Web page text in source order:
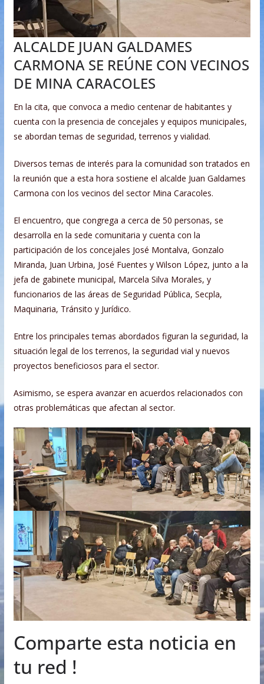
ALCALDE JUAN GALDAMES
CARMONA SE REÚNE CON VECINOS
DE MINA CARACOLES
En la cita, que convoca a medio centenar de habitantes y
cuenta con la presencia de concejales y equipos municipales,
se abordan temas de seguridad, terrenos y vialidad.
Diversos temas de interés para la comunidad son tratados en
la reunión que a esta hora sostiene el alcalde Juan Galdames
Carmona con los vecinos del sector Mina Caracoles.
El encuentro, que congrega a cerca de 50 personas, se
desarrolla en la sede comunitaria y cuenta con la
participación de los concejales José Montalva, Gonzalo
Miranda, Juan Urbina, José Fuentes y Wilson López, junto a la
jefa de gabinete municipal, Marcela Silva Morales, y
funcionarios de las áreas de Seguridad Pública, Secpla,
Maquinaria, Tránsito y Jurídico.
Entre los principales temas abordados figuran la seguridad, la
situación legal de los terrenos, la seguridad vial y nuevos
proyectos beneficiosos para el sector.
Asimismo, se espera avanzar en acuerdos relacionados con
otras problemáticas que afectan al sector.
Comparte esta noticia en
tu red !